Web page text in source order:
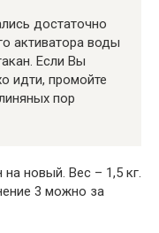
достаточно
активатора воды
Если Вы
идти, промойте
пор
на новый. Вес – 1,5 кг.
3 можно за